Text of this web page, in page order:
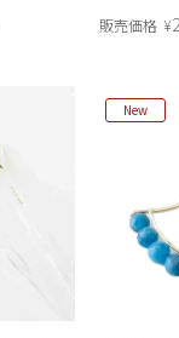
販売価格 ¥
New